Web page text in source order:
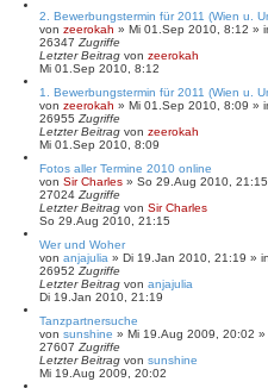
2. Bewerbungstermin für 2011 (Wien u.
von zeerokah » Mi 01.Sep 2010, 8:12 »
26347 Zugriffe
Letzter Beitrag von zeerokah
Mi 01.Sep 2010, 8:12
1. Bewerbungstermin für 2011 (Wien u.
von zeerokah » Mi 01.Sep 2010, 8:09 »
26955 Zugriffe
Letzter Beitrag von zeerokah
Mi 01.Sep 2010, 8:09
Fotos aller Termine 2010 online
von Sir Charles » So 29.Aug 2010, 21:15
27024 Zugriffe
Letzter Beitrag von Sir Charles
So 29.Aug 2010, 21:15
Wer und Woher
von anjajulia » Di 19.Jan 2010, 21:19 » in
26952 Zugriffe
Letzter Beitrag von anjajulia
Di 19.Jan 2010, 21:19
Tanzpartnersuche
von sunshine » Mi 19.Aug 2009, 20:02 »
27607 Zugriffe
Letzter Beitrag von sunshine
Mi 19.Aug 2009, 20:02